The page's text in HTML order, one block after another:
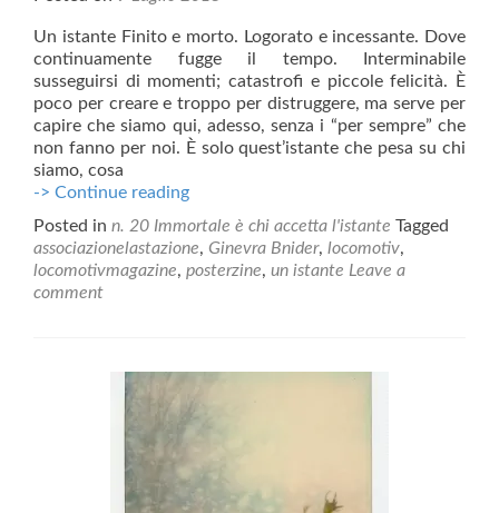
Un istante Finito e morto. Logorato e incessante. Dove
continuamente fugge il tempo. Interminabile
susseguirsi di momenti; catastrofi e piccole felicità. È
poco per creare e troppo per distruggere, ma serve per
capire che siamo qui, adesso, senza i “per sempre” che
non fanno per noi. È solo quest’istante che pesa su chi
siamo, cosa
-> Continue readingUn
Posted in n. 20 Immortale è chi accetta l'istante Tagged
associazionelastazione, Ginevra Bnider, locomotiv,
locomotivmagazine, posterzine, un istante Leave a
comment